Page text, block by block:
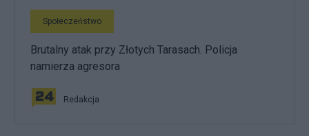
Społeczeństwo
Brutalny atak przy Złotych Tarasach. Policja
namierza agresora
Redakcja